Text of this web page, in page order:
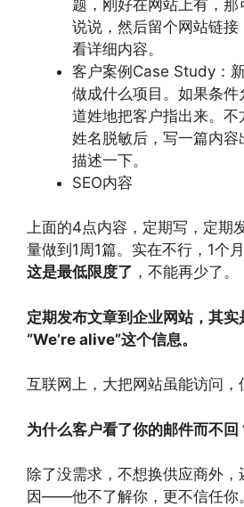
题，刚好在网站上有，那
说说，然后留个网站链接
看详细内容。
客户案例Case Study：
做成什么项目。如果条件
道姓地把客户指出来。不
姓名脱敏后，写一篇内容
描述一下。
SEO内容
上面的4点内容，定期写，定期
量做到1周1篇。实在不行，1个月
这是最低限度了 ，不能再少了。
定期发布文章到企业网站，其
“We’re alive”这个信息。
互联网上，大把网站虽能访问，
为什么客户看了你的邮件而不回
除了没需求，不想换供应商外
因——他不了解你，更不信任你。